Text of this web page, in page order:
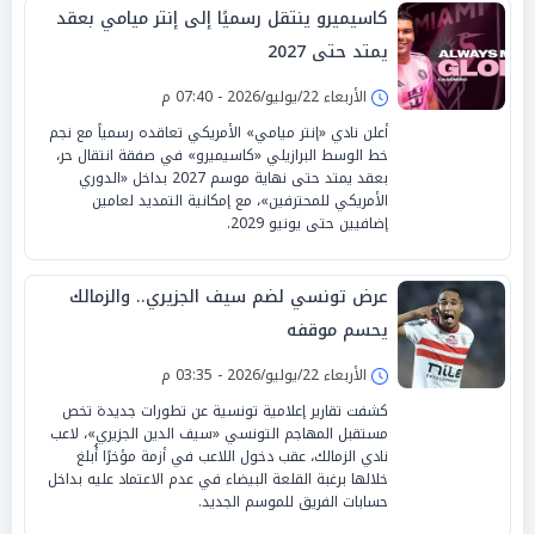
كاسيميرو ينتقل رسميًا إلى إنتر ميامي بعقد
يمتد حتى 2027
الأربعاء 22/يوليو/2026 - 07:40 م
أعلن نادي «إنتر ميامي» الأمريكي تعاقده رسمياً مع نجم
خط الوسط البرازيلي «كاسيميرو» في صفقة انتقال حر،
بعقد يمتد حتى نهاية موسم 2027 بداخل «الدوري
الأمريكي للمحترفين»، مع إمكانية التمديد لعامين
إضافيين حتى يونيو 2029.
عرض تونسي لضم سيف الجزيري.. والزمالك
يحسم موقفه
الأربعاء 22/يوليو/2026 - 03:35 م
كشفت تقارير إعلامية تونسية عن تطورات جديدة تخص
مستقبل المهاجم التونسي «سيف الدين الجزيري»، لاعب
نادي الزمالك، عقب دخول اللاعب في أزمة مؤخرًا أُبلغ
خلالها برغبة القلعة البيضاء في عدم الاعتماد عليه بداخل
حسابات الفريق للموسم الجديد.